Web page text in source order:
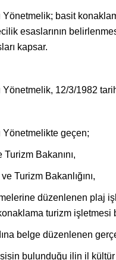
Yönetmelik; basit
esaslarının
kapsar.
12/3/1982
Yönetmelikte geçen;
Bakanını,
Turizm Bakanlığını,
düzenlenen plaj
turizm işletmesi
belge düzenlenen
bulunduğu ilin il